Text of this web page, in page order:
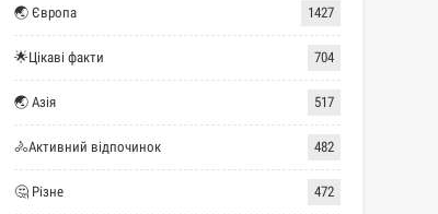
🌏 Європа 1427
🌟Цікаві факти 704
🌏 Азія 517
🚴Активний відпочинок 482
🤔 Різне 472